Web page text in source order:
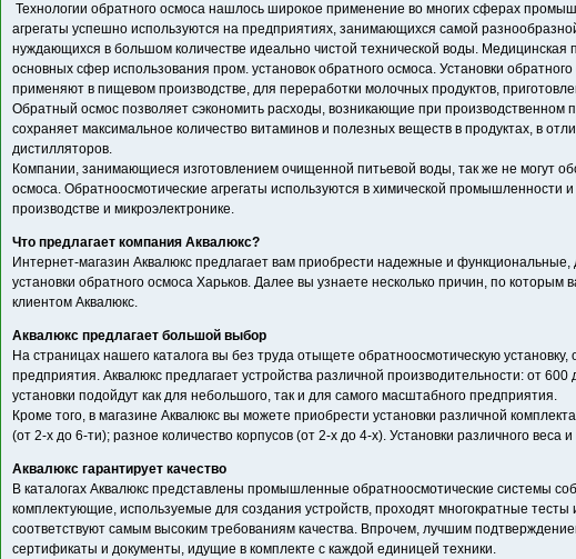
Технологии обратного осмоса нашлось широкое применение во многих сферах
агрегаты успешно используются на предприятиях, занимающихся самой
нуждающихся в большом количестве идеально чистой технической воды.
основных сфер использования пром. установок обратного осмоса. Установки
применяют в пищевом производстве, для переработки молочных продуктов,
Обратный осмос позволяет сэкономить расходы, возникающие при производственном
сохраняет максимальное количество витаминов и полезных веществ в продуктах, в
дистилляторов.
Компании, занимающиеся изготовлением очищенной питьевой воды, так же не могут
осмоса. Обратноосмотические агрегаты используются в химической промышленности
производстве и микроэлектронике.
Что предлагает компания Аквалюкс?
Интернет-магазин Аквалюкс предлагает вам приобрести надежные и
установки обратного осмоса Харьков. Далее вы узнаете несколько причин, по которым
клиентом Аквалюкс.
Аквалюкс предлагает большой выбор
На страницах нашего каталога вы без труда отыщете обратноосмотическую
предприятия. Аквалюкс предлагает устройства различной производительности: от
установки подойдут как для небольшого, так и для самого масштабного предприятия.
Кроме того, в магазине Аквалюкс вы можете приобрести установки различной
(от 2-х до 6-ти); разное количество корпусов (от 2-х до 4-х). Установки различного веса и
Аквалюкс гарантирует качество
В каталогах Аквалюкс представлены промышленные обратноосмотические системы
комплектующие, используемые для создания устройств, проходят многократные
соответствуют самым высоким требованиям качества. Впрочем, лучшим
сертификаты и документы, идущие в комплекте с каждой единицей техники.